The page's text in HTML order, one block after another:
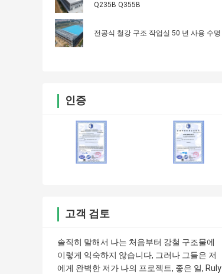
Q235B Q355B
전공식 철강 구조 작업실 50 년 사용 수명
인증
고객 검토
솔직히 말해서 나는 처음부터 강철 구조물에
이렇게 익숙하지 않습니다, 그러나 그들은 저
에게 완벽한 저가 나의 프로젝트, 좋은 일, Ruly